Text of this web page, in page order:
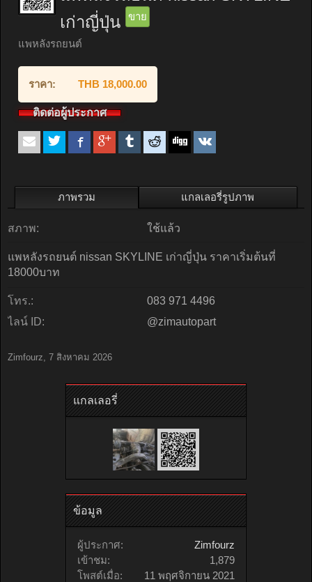
เก่าญี่ปุ่น
ขาย
แพหลังรถยนต์
ราคา: THB 18,000.00
ติดต่อผู้ประกาศ
ภาพรวม แกลเลอรี่รูปภาพ
สภาพ: ใช้แล้ว
แพหลังรถยนต์ nissan SKYLINE เก่าญี่ปุ่น ราคาเริ่มต้นที่
18000บาท
โทร.:
083 971 4496
ไลน์ ID:
@zimautopart
Zimfourz, 7 สิงหาคม 2026
แกลเลอรี่
ข้อมูล
ผู้ประกาศ:
Zimfourz
เข้าชม:
1,879
โพสต์เมื่อ:
11 พฤศจิกายน 2021